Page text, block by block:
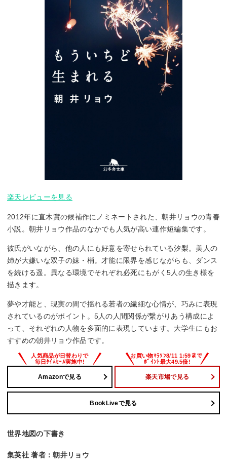
楽天レビューを見る
2012年に直木賞の候補作にノミネートされた、朝井リョウの青春
小説。朝井リョウ作品のなかでも人気が高い連作短編集です。
彼氏がいながら、他の人にも好意を寄せられている汐梨。美人の
姉が大嫌いな双子の妹・梢。才能に限界を感じながらも、ダンス
を続ける遥。異なる環境でそれぞれ必死にもがく5人の生き様を
描きます。
夢や才能と、現実の間で揺れる若者の繊細な心情が、巧みに表現
されているのがポイント。5人の人間関係が繋がりあう構成によ
って、それぞれの人物を多面的に表現しています。大学生にもお
すすめの朝井リョウ作品です。
Amazonで見る 楽天市場で見る
BookLiveで見る
世界地図の下書き
集英社 著者：朝井リョウ